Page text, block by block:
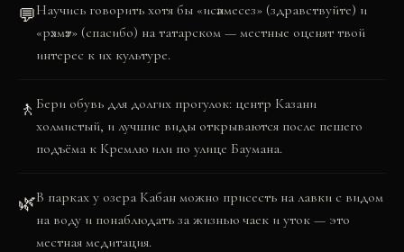
💬Научись говорить хотя бы «исәнмесез» (здравствуйте) и
«рәхмәт» (спасибо) на татарском — местные оценят твой
интерес к их культуре.
🚶 Бери обувь для долгих прогулок: центр Казани
холмистый, и лучшие виды открываются после пешего
подъёма к Кремлю или по улице Баумана.
🌿В парках у озера Кабан можно присесть на лавки с видом
на воду и понаблюдать за жизнью чаек и уток — это
местная медитация.